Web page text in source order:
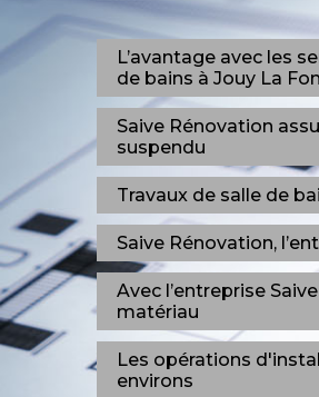
L’avantage avec les
de bains à Jouy La
Saive Rénovation
suspendu
Travaux de salle de
Saive Rénovation,
Avec l’entreprise
matériau
Les opérations
environs